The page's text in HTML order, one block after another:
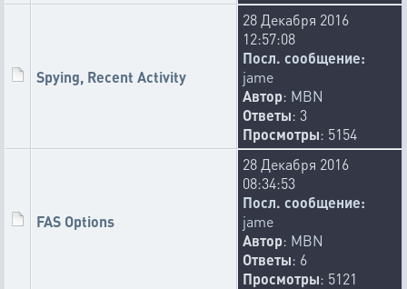
Spying, Recent Activity
28 Декабря 2016
12:57:08
Посл. сообщение:
jame
Автор: MBN
Ответы: 3
Просмотры: 5154
FAS Options
28 Декабря 2016
08:34:53
Посл. сообщение:
jame
Автор: MBN
Ответы: 6
Просмотры: 5121